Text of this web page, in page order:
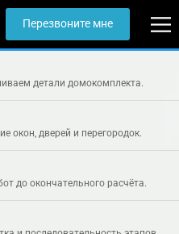
Перезвоните мне
детали домокомплекта.
окон, дверей и перегородок.
до окончательного расчёта.